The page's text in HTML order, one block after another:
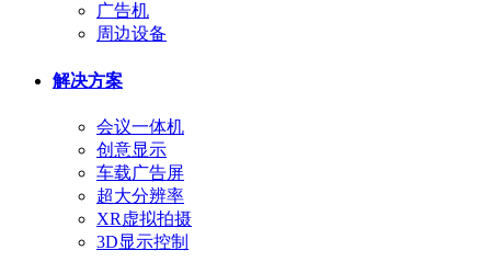
广告机
周边设备
解决方案
会议一体机
创意显示
车载广告屏
超大分辨率
XR虚拟拍摄
3D显示控制